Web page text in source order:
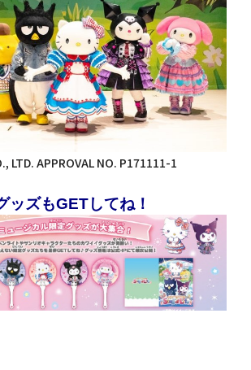
LTD. APPROVAL NO. P171111-1
ッズもGETしてね！